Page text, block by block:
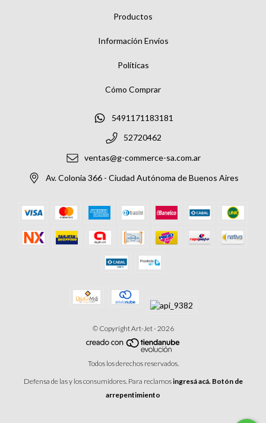
Productos
Información Envíos
Políticas
Cómo Comprar
5491171183181
52720462
ventas@g-commerce-sa.com.ar
Av. Colonia 366 - Ciudad Autónoma de Buenos Aires
© Copyright Art-Jet - 2026
Todos los derechos reservados.
Defensa de las y los consumidores. Para reclamosingresá acá. Botón de
arrepentimiento